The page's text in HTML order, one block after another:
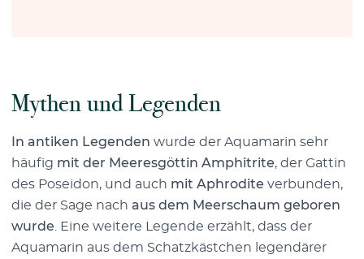
Mythen und Legenden
In antiken Legenden wurde der Aquamarin sehr
häufig mit der Meeresgöttin Amphitrite, der Gattin
des Poseidon, und auch mit Aphrodite verbunden,
die der Sage nach aus dem Meerschaum geboren
wurde . Eine weitere Legende erzählt, dass der
Aquamarin aus dem Schatzkästchen legendärer